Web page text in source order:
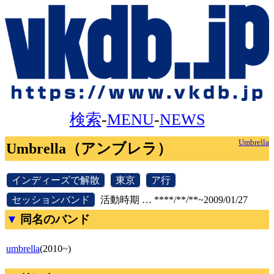
検索-MENU-NEWS
Umbrella
Umbrella（アンブレラ）
インディーズで解散 東京 ア行
セッションバンド 活動時期 … ****/**/**~2009/01/27
同名のバンド
umbrella(2010~)